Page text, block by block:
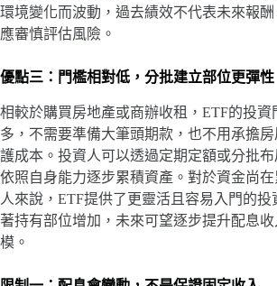
環境變化而波動，過去績效不代表未來報
應審慎評估風險。
優點三：門檻相對低，分批建立部位更彈性
相較於購買房地產或商辦收租，ETF的投資
多，不需要準備大筆頭期款，也不用承擔
護成本。投資人可以透過定期定額或分批布
依照自身能力逐步累積資產。對於資金尚
人來說，ETF提供了更靈活且容易入門的投
著持有部位增加，未來可望逐步提升配息
模。